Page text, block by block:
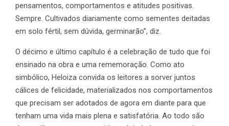
pensamentos, comportamentos e atitudes positivas.
Sempre. Cultivados diariamente como sementes deitadas
em solo fértil, sem dúvida, germinarão”, diz.
O décimo e último capítulo é a celebração de tudo que foi
ensinado na obra e uma rememoração. Como ato
simbólico, Heloiza convida os leitores a sorver juntos
cálices de felicidade, materializados nos comportamentos
que precisam ser adotados de agora em diante para que
tenham uma vida mais plena e satisfatória. Ao todo são